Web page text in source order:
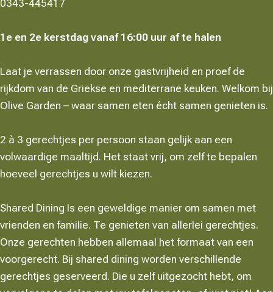
0343-445417
1e en 2e kerstdag vanaf 16:00 uur af te halen
Laat je verrassen door onze gastvrijheid en proef de
rijkdom van de Griekse en mediterrane keuken. Welkom bij
Olive Garden – waar samen eten écht samen genieten is.
2 à 3 gerechtjes per persoon staan gelijk aan een
volwaardige maaltijd. Het staat vrij, om zelf te bepalen
hoeveel gerechtjes u wilt kiezen.
Shared Dining Is een geweldige manier om samen met
vrienden en familie. Te genieten van allerlei gerechtjes.
Onze gerechten hebben allemaal het formaat van een
voorgerecht. Bij shared dining worden verschillende
gerechtjes geserveerd. Die u zelf uitgezocht hebt, om